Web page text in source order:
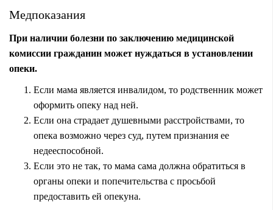
Медпоказания
При наличии болезни по заключению медицинской
комиссии гражданин может нуждаться в установлении
опеки.
Если мама является инвалидом, то родственник может
оформить опеку над ней.
Если она страдает душевными расстройствами, то
опека возможно через суд, путем признания ее
недееспособной.
Если это не так, то мама сама должна обратиться в
органы опеки и попечительства с просьбой
предоставить ей опекуна.